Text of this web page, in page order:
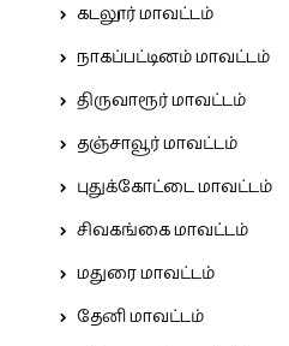
கடலூர் மாவட்டம்
நாகப்பட்டினம் மாவட்டம்
திருவாரூர் மாவட்டம்
தஞ்சாவூர் மாவட்டம்
புதுக்கோட்டை மாவட்டம்
சிவகங்கை மாவட்டம்
மதுரை மாவட்டம்
தேனி மாவட்டம்